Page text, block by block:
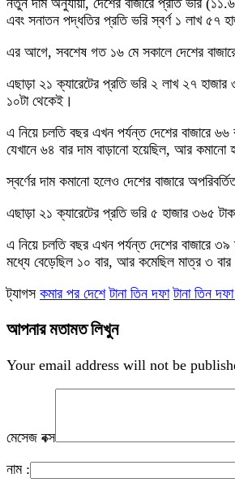
এবং সনাতন পদ্ধতির প্রতি ভরি স্বর্ণ ১ লাখ ৫৭
এর আগে, সবশেষ গত ১৬ মে সকালে দেশের বাজারে
এছাড়া ২১ ক্যারেটের প্রতি ভরি ২ লাখ ২৭ হাজার
১০টা থেকেই।
এ নিয়ে চলতি বছর এখন পর্যন্ত দেশের বাজারে
যেখানে ৬৪ বার দাম বাড়ানো হয়েছিল, আর কমানো
স্বর্ণের দাম কমানো হলেও দেশের বাজারে
এছাড়া ২১ ক্যারেটের প্রতি ভরি ৫ হাজার ৩৬৫
এ নিয়ে চলতি বছর এখন পর্যন্ত দেশের বাজারে
মধ্যে বেড়েছিল ১০ বার, আর কমেছিল মাত্র ৩
ট্যাগস কমার পর দেশে ​টানা তিন দফা ​টানা তিন
আপনার মতামত লিখুন
Your email address will not be
মেসেজ বক্স
নাম :